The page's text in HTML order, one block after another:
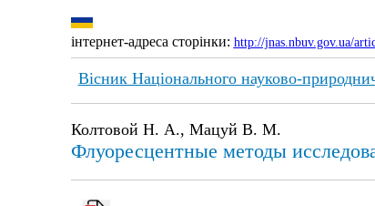
інтернет-адреса сторінки: http://jnas.nbuv.gov.ua/
Вісник Національного науково-
Колтовой Н. А., Мацуй В. М.
Флуоресцентные методы